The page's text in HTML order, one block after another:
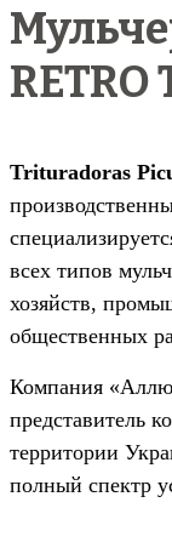
RETRO
Trituradoras
всех типов
хозяйств,
общественных
Компания
представитель
территории
полный спектр